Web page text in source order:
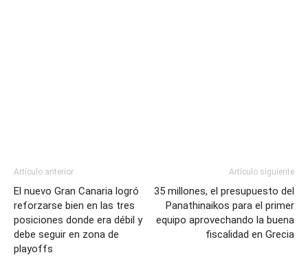
Artículo anterior
El nuevo Gran Canaria logró
reforzarse bien en las tres
posiciones donde era débil y
debe seguir en zona de
playoffs
Artículo siguiente
35 millones, el presupuesto del
Panathinaikos para el primer
equipo aprovechando la buena
fiscalidad en Grecia